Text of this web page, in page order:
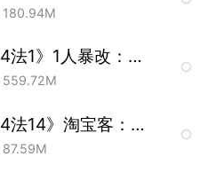
180.94M
01.《连环起量14法1》1人暴改：全店暴改内销10000 _1.mp4
559.72M
14.《连环起量14法14》淘宝客：快速拉销量（配资源）_1.mp4
87.59M